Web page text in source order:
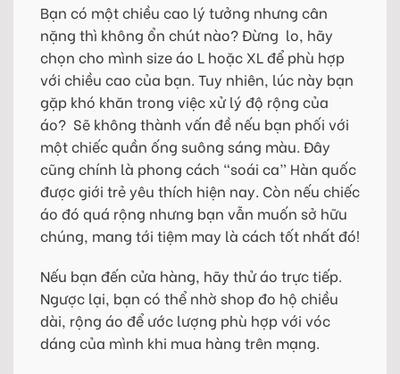
Bạn có một chiều cao lý tưởng nhưng cân
nặng thì không ổn chút nào? Đừng lo, hãy
chọn cho mình size áo L hoặc XL để phù hợp
với chiều cao của bạn. Tuy nhiên, lúc này bạn
gặp khó khăn trong việc xử lý độ rộng của
áo? Sẽ không thành vấn đề nếu bạn phối với
một chiếc quần ống suông sáng màu. Đây
cũng chính là phong cách “soái ca” Hàn quốc
được giới trẻ yêu thích hiện nay. Còn nếu chiếc
áo đó quá rộng nhưng bạn vẫn muốn sở hữu
chúng, mang tới tiệm may là cách tốt nhất đó!
Nếu bạn đến cửa hàng, hãy thử áo trực tiếp.
Ngược lại, bạn có thể nhờ shop đo hộ chiều
dài, rộng áo để ước lượng phù hợp với vóc
dáng của mình khi mua hàng trên mạng.